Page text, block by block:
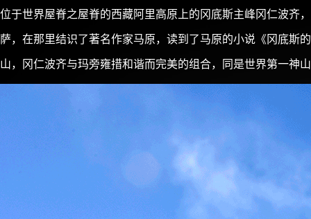
位于世界屋脊之屋脊的西藏阿里高原上的 冈底斯主峰冈仁波齐，
萨， 在那里结识了著名作家马原， 读到了马原的小说《冈底斯
山， 冈仁波齐与玛旁雍措和谐而完美的组合， 同是世界第一神